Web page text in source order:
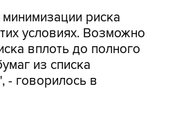
вплоть до полного
из списка
- говорилось в
с рядом других